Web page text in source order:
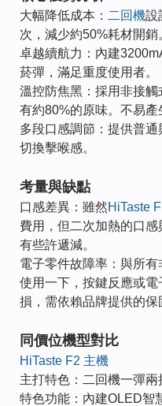
大幅降低成本： 二回機設
次，減少約50%耗材開銷
卓越續航力：內建
菸彈，滿足重度使用者。
溫控防焦黑：採用非接
有約80%的原味。不易產
多段口感調節：提供普
切換擊喉感。
考量與缺點
口感差異：雖然HiTaste
費用，但二次加熱的口
有些許遞減。
電子零件故障率：與所
使用一下，按鍵反應或
損，需依賴品牌提供的保
同價位機型對比
HiTaste F2 主機
主打特色：二回機一彈兩
特色功能：內建OLED智